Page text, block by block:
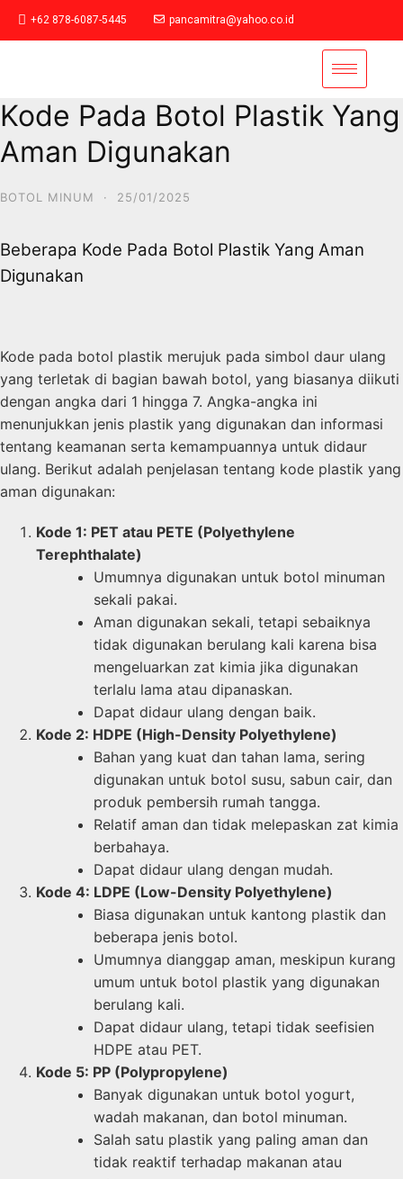
+62 878-6087-5445 pancamitra@yahoo.co.id
Kode Pada Botol Plastik Yang
Aman Digunakan
BOTOL MINUM · 25/01/2025
Beberapa Kode Pada Botol Plastik Yang Aman
Digunakan
Kode pada botol plastik merujuk pada simbol daur ulang
yang terletak di bagian bawah botol, yang biasanya diikuti
dengan angka dari 1 hingga 7. Angka-angka ini
menunjukkan jenis plastik yang digunakan dan informasi
tentang keamanan serta kemampuannya untuk didaur
ulang. Berikut adalah penjelasan tentang kode plastik yang
aman digunakan:
Kode 1: PET atau PETE (Polyethylene
Terephthalate)
Umumnya digunakan untuk botol minuman
sekali pakai.
Aman digunakan sekali, tetapi sebaiknya
tidak digunakan berulang kali karena bisa
mengeluarkan zat kimia jika digunakan
terlalu lama atau dipanaskan.
Dapat didaur ulang dengan baik.
Kode 2: HDPE (High-Density Polyethylene)
Bahan yang kuat dan tahan lama, sering
digunakan untuk botol susu, sabun cair, dan
produk pembersih rumah tangga.
Relatif aman dan tidak melepaskan zat kimia
berbahaya.
Dapat didaur ulang dengan mudah.
Kode 4: LDPE (Low-Density Polyethylene)
Biasa digunakan untuk kantong plastik dan
beberapa jenis botol.
Umumnya dianggap aman, meskipun kurang
umum untuk botol plastik yang digunakan
berulang kali.
Dapat didaur ulang, tetapi tidak seefisien
HDPE atau PET.
Kode 5: PP (Polypropylene)
Banyak digunakan untuk botol yogurt,
wadah makanan, dan botol minuman.
Salah satu plastik yang paling aman dan
tidak reaktif terhadap makanan atau